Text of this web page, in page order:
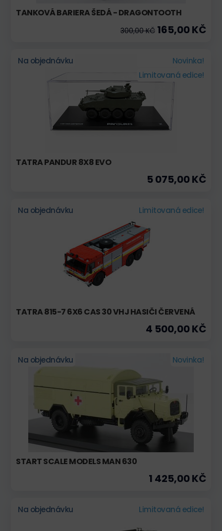
TANKOVÁ BARIERA ŠEDÁ - DRAGONTOOTH
300,00 KČ 165,00 KČ
Na objednávku
Novinka!
Limitovaná edice!
TATRA PANDUR 8X8 EVO
5 075,00 KČ
Na objednávku Limitovaná edice!
TATRA 815-7 6X6 CAS 30 VHJ HASIČI ČERVENÁ
4 500,00 KČ
Na objednávku Novinka!
START SCALE MODELS MAN 630
1 425,00 KČ
Na objednávku Limitovaná edice!